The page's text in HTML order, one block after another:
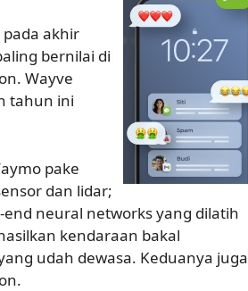
akhir
bernilai di
Wayve
tahun ini
pake
dan lidar;
neural networks yang dilatih
kendaraan bakal
udah dewasa. Keduanya juga